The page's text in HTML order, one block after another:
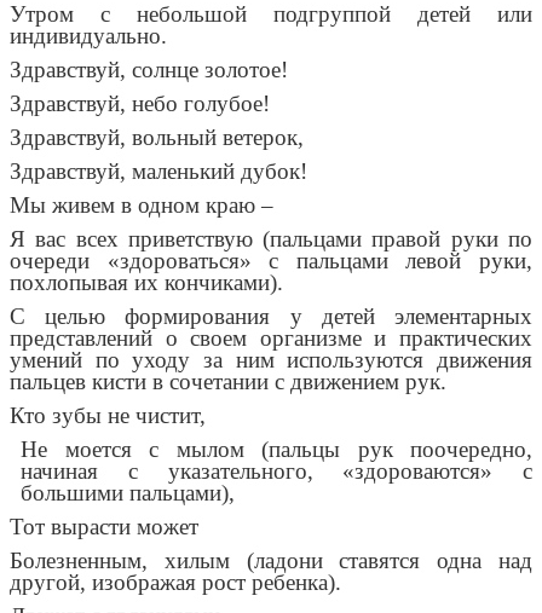
Утром с небольшой подгруппой детей или
индивидуально.
Здравствуй, солнце золотое!
Здравствуй, небо голубое!
Здравствуй, вольный ветерок,
Здравствуй, маленький дубок!
Мы живем в одном краю –
Я вас всех приветствую (пальцами правой руки по
очереди «здороваться» с пальцами левой руки,
похлопывая их кончиками).
С целью формирования у детей элементарных
представлений о своем организме и практических
умений по уходу за ним используются движения
пальцев кисти в сочетании с движением рук.
Кто зубы не чистит,
Не моется с мылом (пальцы рук поочередно,
начиная с указательного, «здороваются» с
большими пальцами),
Тот вырасти может
Болезненным, хилым (ладони ставятся одна над
другой, изображая рост ребенка).